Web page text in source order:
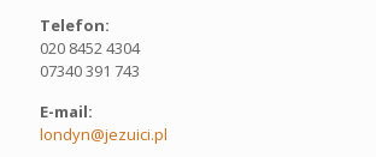
Telefon:
020 8452 4304
07340 391 743
E-mail:
londyn@jezuici.pl